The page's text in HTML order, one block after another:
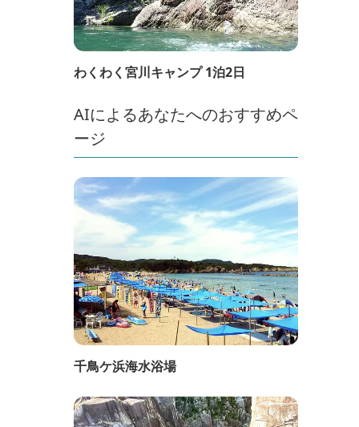
わくわく宮川キャンプ 1泊2日
AIによるあなたへのおすすめペ
ージ
千鳥ケ浜海水浴場